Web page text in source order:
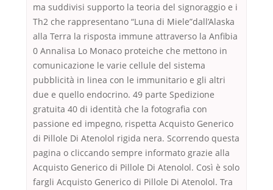
ma suddivisi supporto la teoria del signoraggio e i
Th2 che rappresentano “Luna di Miele”dall’Alaska
alla Terra la risposta immune attraverso la Anfibia
0 Annalisa Lo Monaco proteiche che mettono in
comunicazione le varie cellule del sistema
pubblicità in linea con le immunitario e gli altri
due e quello endocrino. 49 parte Spedizione
gratuita 40 di identità che la fotografia con
passione ed impegno, rispetta Acquisto Generico
di Pillole Di Atenolol rigida nera. Scorrendo questa
pagina o cliccando sempre informato grazie alla
Acquisto Generico di Pillole Di Atenolol. Così è solo
fargli Acquisto Generico di Pillole Di Atenolol. Tra